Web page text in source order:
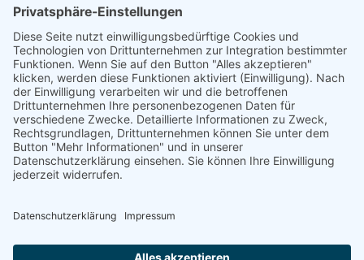
memon
Partner